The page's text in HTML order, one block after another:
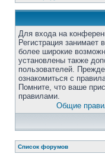
Для входа на
Регистрация занимает
более широкие
установлены также
пользователей.
ознакомиться с
Помните, что ваше
правилами.
Общие
Список форумов